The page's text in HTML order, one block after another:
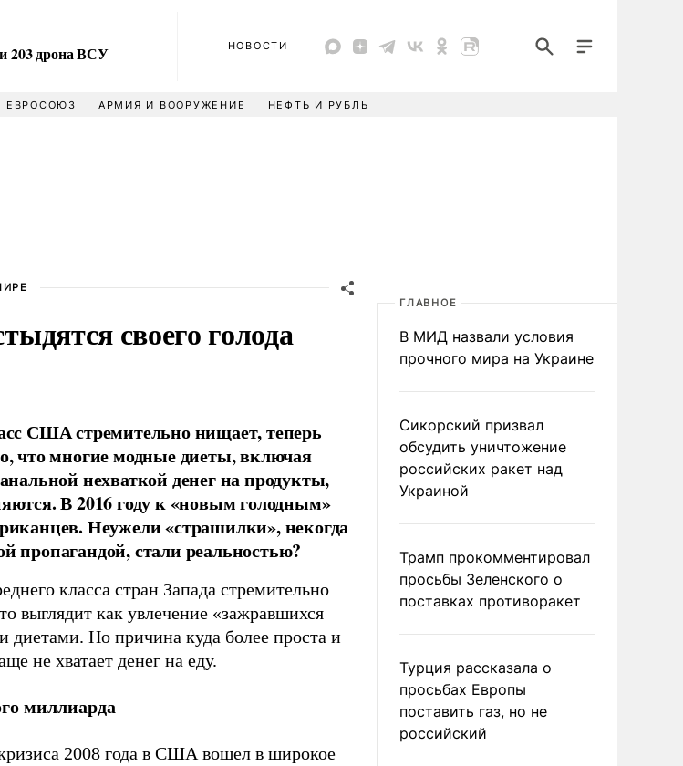
203 дрона ВСУ НОВОСТИ
ЕВРОСОЮЗ АРМИЯ И ВООРУЖЕНИЕ НЕФТЬ И РУБЛЬ
своего голода
США стремительно нищает, теперь
что многие модные диеты, включая
нехваткой денег на продукты,
В 2016 году к «новым голодным»
Неужели «страшилки», некогда
пропагандой, стали реальностью?
класса стран Запада стремительно
выглядит как увлечение «зажравшихся
диетами. Но причина куда более проста и
не хватает денег на еду.
миллиарда
2008 года в США вошел в широкое
ГЛАВНОЕ
В МИД назвали условия
прочного мира на Украине
Сикорский призвал
обсудить уничтожение
российских ракет над
Украиной
Трамп прокомментировал
просьбы Зеленского о
поставках противоракет
Турция рассказала о
просьбах Европы
поставить газ, но не
российский